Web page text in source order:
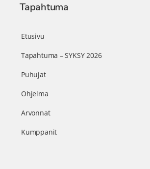
Tapahtuma
Etusivu
Tapahtuma – SYKSY 2026
Puhujat
Ohjelma
Arvonnat
Kumppanit